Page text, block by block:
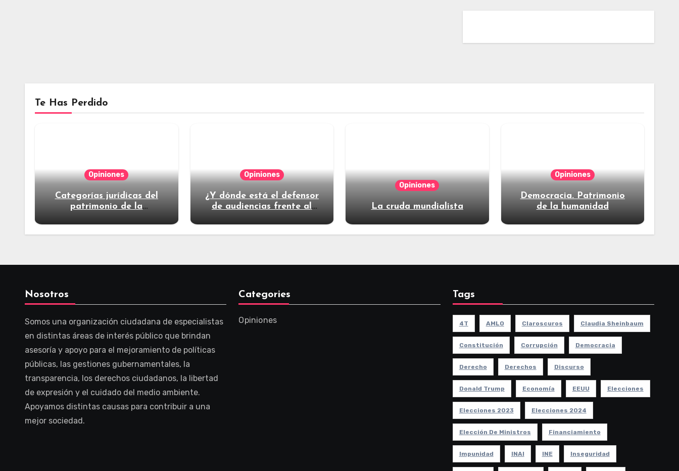
Te Has Perdido
Opiniones
Categorías jurídicas del
patrimonio de la
Opiniones
¿Y dónde está el defensor
de audiencias frente al
Opiniones
La cruda mundialista
Opiniones
Democracia. Patrimonio
de la humanidad
Nosotros
Somos una organización ciudadana de especialistas
en distintas áreas de interés público que brindan
asesoría y apoyo para el mejoramiento de políticas
públicas, las gestiones gubernamentales, la
transparencia, los derechos ciudadanos, la libertad
de expresión y el cuidado del medio ambiente.
Apoyamos distintas causas para contribuir a una
mejor sociedad.
Categories
Opiniones
Tags
4T AMLO Claroscuros Claudia Sheinbaum
Constitución Corrupción Democracia
Derecho Derechos Discurso
Donald Trump Economía EEUU Elecciones
Elecciones 2023 Elecciones 2024
Elección De Ministros Financiamiento
Impunidad INAI INE Inseguridad